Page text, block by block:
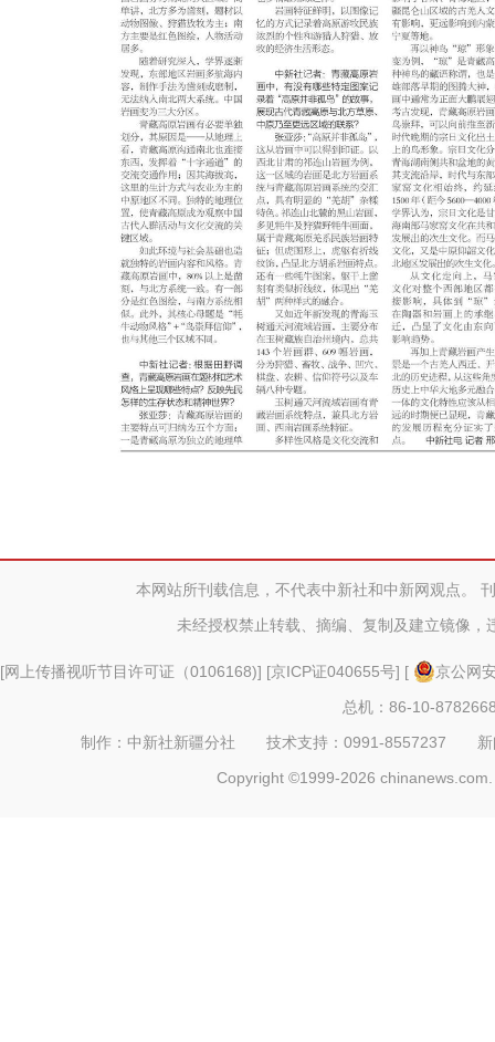
本网站所刊载信息，不代表中新社和中新网观点。
未经授权禁止转载、摘编、复制及建立镜像，
[网上传播视听节目许可证（0106168)] [京ICP证040655号] [
京公网
总机：86-10-
制作：中新社新疆分社 技术支持：0991-8557237
Copyright ©1999-2026